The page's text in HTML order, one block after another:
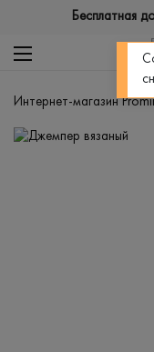
Бесплатная
Интернет-магазин